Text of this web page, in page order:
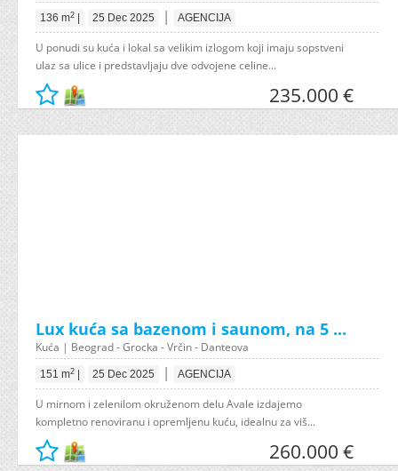
136 m2 25 Dec 2025 | AGENCIJA
U ponudi su kuća i lokal sa velikim izlogom koji imaju sopstveni
ulaz sa ulice i predstavljaju dve odvojene celine...
235.000 €
Lux kuća sa bazenom i saunom, na 5 ...
Kuća | Beograd - Grocka - Vrčin - Danteova
151 m2 25 Dec 2025 | AGENCIJA
U mirnom i zelenilom okruženom delu Avale izdajemo
kompletno renoviranu i opremljenu kuću, idealnu za viš...
260.000 €